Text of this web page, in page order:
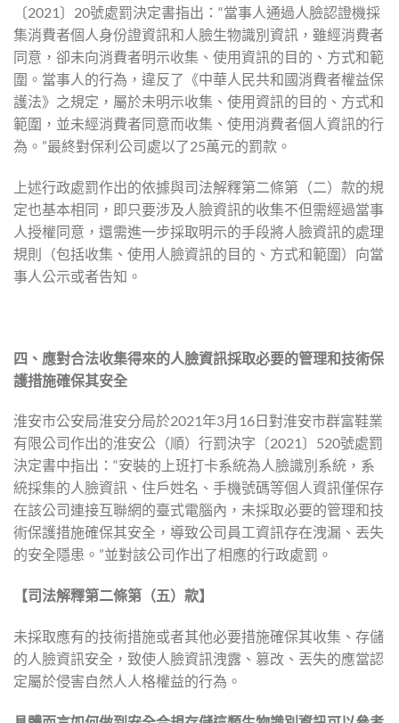
〔2021〕20號處罰決定書指出：“當事人通過人臉認證機採
集消費者個人身份證資訊和人臉生物識別資訊，雖經消費者
同意，卻未向消費者明示收集、使用資訊的目的、方式和範
圍。當事人的行為，違反了《中華人民共和國消費者權益保
護法》之規定，屬於未明示收集、使用資訊的目的、方式和
範圍，並未經消費者同意而收集、使用消費者個人資訊的行
為。”最終對保利公司處以了25萬元的罰款。
上述行政處罰作出的依據與司法解釋第二條第（二）款的規
定也基本相同，即只要涉及人臉資訊的收集不但需經過當事
人授權同意，還需進一步採取明示的手段將人臉資訊的處理
規則（包括收集、使用人臉資訊的目的、方式和範圍）向當
事人公示或者告知。
四、應對合法收集得來的人臉資訊採取必要的管理和技術保
護措施確保其安全
淮安市公安局淮安分局於2021年3月16日對淮安市群富鞋業
有限公司作出的淮安公（順）行罰決字〔2021〕520號處罰
決定書中指出：“安裝的上班打卡系統為人臉識別系統，系
統採集的人臉資訊、住戶姓名、手機號碼等個人資訊僅保存
在該公司連接互聯網的臺式電腦內，未採取必要的管理和技
術保護措施確保其安全，導致公司員工資訊存在洩漏、丟失
的安全隱患。”並對該公司作出了相應的行政處罰。
【司法解釋第二條第（五）款】
未採取應有的技術措施或者其他必要措施確保其收集、存儲
的人臉資訊安全，致使人臉資訊洩露、篡改、丟失的應當認
定屬於侵害自然人人格權益的行為。